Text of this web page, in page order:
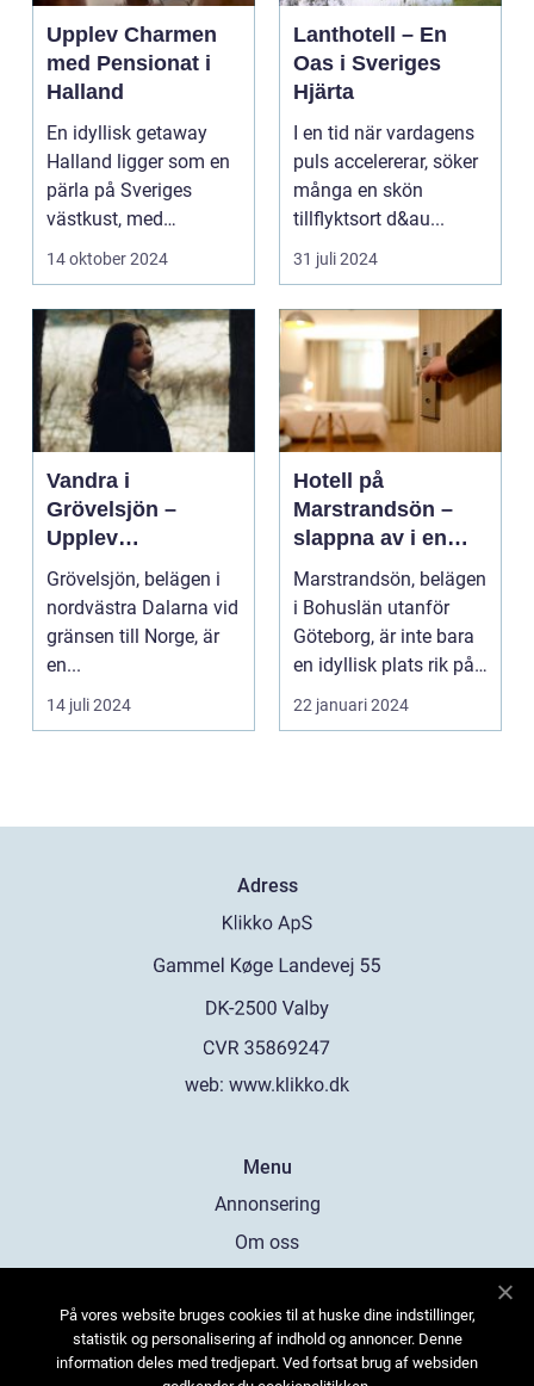
Upplev Charmen
med Pensionat i
Halland
En idyllisk getaway
Halland ligger som en
pärla på Sveriges
västkust, med
fantastis...
14 oktober 2024
Lanthotell – En
Oas i Sveriges
Hjärta
I en tid när vardagens
puls accelererar, söker
många en skön
tillflyktsort d&au...
31 juli 2024
Vandra i
Grövelsjön –
Upplev
spektakulär natur
och
vildmarksupplevel
ser på nära håll
Grövelsjön, belägen i
nordvästra Dalarna vid
gränsen till Norge, är
en...
14 juli 2024
Hotell på
Marstrandsön –
slappna av i en
oas vid havet
Marstrandsön, belägen
i Bohuslän utanför
Göteborg, är inte bara
en idyllisk plats rik på
historia oc...
22 januari 2024
Adress
web: www.klikko.dk
Menu
Annonsering
Om oss
Kontakta oss
Sitemap
På vores website bruges cookies til at huske dine indstillinger,
statistik og personalisering af indhold og annoncer. Denne
information deles med tredjepart. Ved fortsat brug af websiden